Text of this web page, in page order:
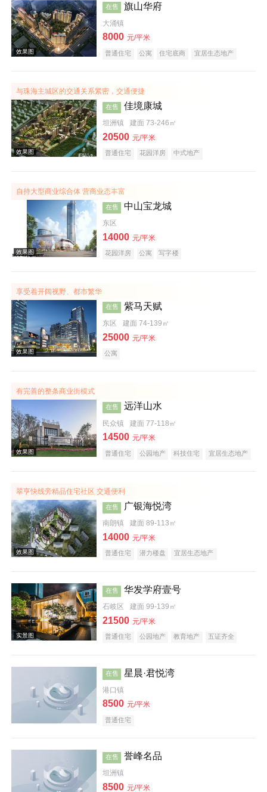
效果图
效果图
在售 旗山华府
大涌镇
8000 元/平米
普通住宅 公寓 住宅底商
宜居生态地产
与珠海主城区的交通关系紧密，交通便捷
效果图
在售 佳境康城
坦洲镇 建面 73-246㎡
20500 元/平米
普通住宅 花园洋房 中式地产
自持大型商业综合体 营商业态丰富
效果图
在售 中山宝龙城
东区
14000 元/平米
花园洋房 公寓 写字楼
享受着开阔视野、都市繁华
在售 紫马天赋
东区 建面 74-139㎡
25000 元/平米
公寓
有完善的整条商业街模式
在售 远洋山水
民众镇 建面 77-118㎡
14500 元/平米
普通住宅 公园地产 科技住宅 宜居生态地产
翠亨快线旁精品住宅社区 交通便利
在售 广银海悦湾
南朗镇 建面 89-113㎡
14000 元/平米
普通住宅 潜力楼盘 宜居生态地产
在售 华发学府壹号
石岐区 建面 99-139㎡
21500 元/平米
普通住宅 公园地产 教育地产
五证齐全
在售 星晨·君悦湾
港口镇
8500 元/平米
普通住宅
在售 誉峰名品
坦洲镇
8500 元/平米